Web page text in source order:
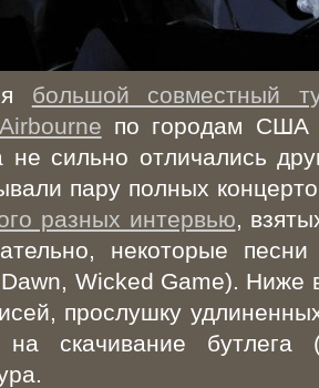
большой совместный
по городам США
не сильно отличались
пару полных
разных интервью,
некоторые
Wicked Game). Ниже
прослушку
скачивание бутлега